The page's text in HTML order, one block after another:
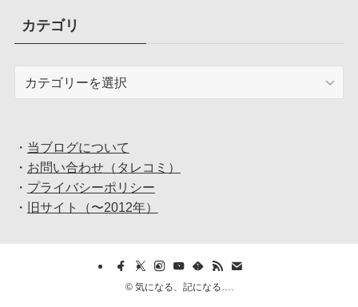
ブカテゴリ
・ 当ブログについて
・ お問い合わせ（タレコミ）
・ プライバシーポリシー
・
旧サイト（〜2012年）
©気になる、記になる….